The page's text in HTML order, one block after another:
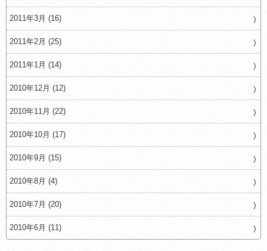
2011年3月 (16)
2011年2月 (25)
2011年1月 (14)
2010年12月 (12)
2010年11月 (22)
2010年10月 (17)
2010年9月 (15)
2010年8月 (4)
2010年7月 (20)
2010年6月 (11)